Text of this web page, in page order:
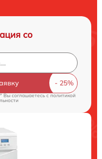
со
Вы соглашаетесь cполитикой